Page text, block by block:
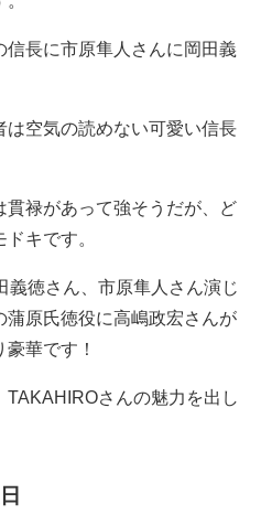
信長に市原隼人さんに岡田義
は空気の読めない可愛い信長
禄があって強そうだが、ど
キです。
義徳さん、市原隼人さん演じ
蒲原氏徳役に高嶋政宏さんが
華です！
さんの魅力を出し